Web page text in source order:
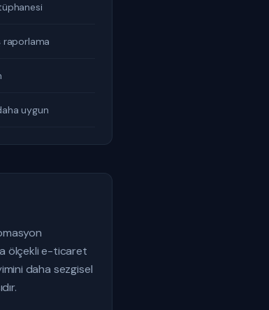
raporlama
uygun
ölçekli e-ticaret
daha sezgisel